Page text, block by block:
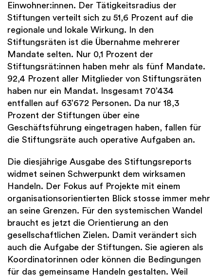
Einwohner:innen. Der Tätigkeitsradius der
Stiftungen verteilt sich zu 51,6 Prozent auf die
regionale und lokale Wirkung. In den
Stiftungsräten ist die Übernahme mehrerer
Mandate selten. Nur 0,1 Prozent der
Stiftungsrät:innen haben mehr als fünf Mandate.
92,4 Prozent aller Mitglieder von Stiftungsräten
haben nur ein Mandat. Insgesamt 70’434
entfallen auf 63’672 Personen. Da nur 18,3
Prozent der Stiftungen über eine
Geschäftsführung eingetragen haben, fallen für
die Stiftungsräte auch operative Aufgaben an.
Die diesjährige Ausgabe des Stiftungsreports
widmet seinen Schwerpunkt dem wirksamen
Handeln. Der Fokus auf Projekte mit einem
organisationsorientierten Blick stosse immer mehr
an seine Grenzen. Für den systemischen Wandel
braucht es jetzt die Orientierung an den
gesellschaftlichen Zielen. Damit verändert sich
auch die Aufgabe der Stiftungen. Sie agieren als
Koordinatorinnen oder können die Bedingungen
für das gemeinsame Handeln gestalten. Weil